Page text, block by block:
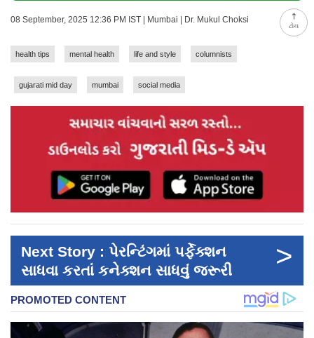
ટોચ
08 September, 2025 12:36 PM IST | Mumbai | Dr. Mukul Choksi
health tips mental health life and style columnists
gujarati mid day mumbai social media
Next Story : પેરન્ટિંગમાં પર્ફેક્શન
સાધવા કરતાં કનેક્શન સાધવું જરૂરી
>